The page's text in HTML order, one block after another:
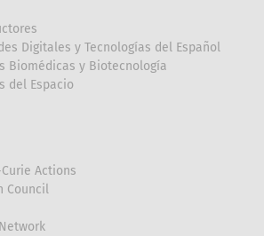
Digitales y Tecnologías del Español
Biomédicas y Biotecnología
del Espacio
Actions
Council